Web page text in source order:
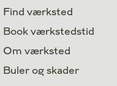
Find værksted
Book værkstedstid
Om værksted
Buler og skader